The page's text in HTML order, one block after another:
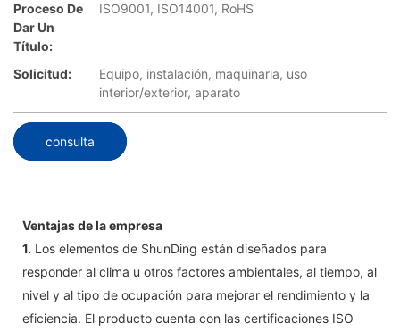
Proceso De
Dar Un
Título:
ISO9001, ISO14001, RoHS
Solicitud:
Equipo, instalación, maquinaria, uso
interior/exterior, aparato
consulta
Ventajas de la empresa
1. Los elementos de ShunDing están diseñados para
responder al clima u otros factores ambientales, al tiempo, al
nivel y al tipo de ocupación para mejorar el rendimiento y la
eficiencia. El producto cuenta con las certificaciones ISO